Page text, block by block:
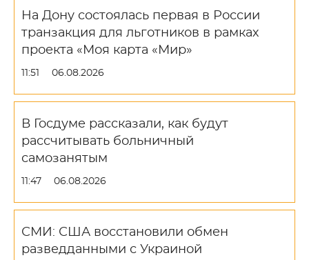
На Дону состоялась первая в России
транзакция для льготников в рамках
проекта «Моя карта «Мир»
11:51 06.08.2026
В Госдуме рассказали, как будут
рассчитывать больничный
самозанятым
11:47 06.08.2026
СМИ: США восстановили обмен
разведданными с Украиной